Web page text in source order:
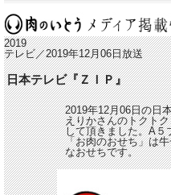
2019
テレビ／2019年12月06日放送
日本テレビ『ＺＩＰ』
2019年12月06日の日
えりかさんのトクト
して頂きました。A５
「お肉のおせち」は
なおせちです。